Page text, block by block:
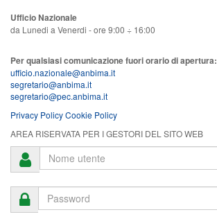
Ufficio Nazionale
da Lunedi a Venerdi - ore 9:00 ÷ 16:00
Per qualsiasi comunicazione fuori orario di apertura:
ufficio.nazionale@anbima.it
segretario@anbima.it
segretario@pec.anbima.it
Privacy PolicyCookie Policy
AREA RISERVATA PER I GESTORI DEL SITO WEB